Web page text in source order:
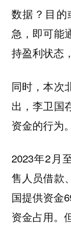
数据？目的
急，即可能
持盈利状态
同时，本次
出，李卫国
资金的行为。
2023年2月
售人员借款
国提供资金
资金占用。